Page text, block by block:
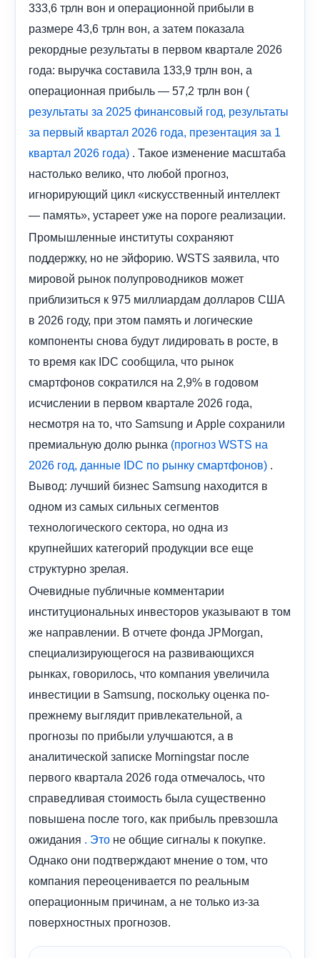
333,6 трлн вон и операционной прибыли в
размере 43,6 трлн вон, а затем показала
рекордные результаты в первом квартале 2026
года: выручка составила 133,9 трлн вон, а
операционная прибыль — 57,2 трлн вон (
результаты за 2025 финансовый год, результаты
за первый квартал 2026 года, презентация за 1
квартал 2026 года) . Такое изменение масштаба
настолько велико, что любой прогноз,
игнорирующий цикл «искусственный интеллект
— память», устареет уже на пороге реализации.
Промышленные институты сохраняют
поддержку, но не эйфорию. WSTS заявила, что
мировой рынок полупроводников может
приблизиться к 975 миллиардам долларов США
в 2026 году, при этом память и логические
компоненты снова будут лидировать в росте, в
то время как IDC сообщила, что рынок
смартфонов сократился на 2,9% в годовом
исчислении в первом квартале 2026 года,
несмотря на то, что Samsung и Apple сохранили
премиальную долю рынка (прогноз WSTS на
2026 год, данные IDC по рынку смартфонов)
Вывод: лучший бизнес Samsung находится в
одном из самых сильных сегментов
технологического сектора, но одна из
крупнейших категорий продукции все еще
структурно зрелая.
Очевидные публичные комментарии
институциональных инвесторов указывают в том
же направлении. В отчете фонда JPMorgan,
специализирующегося на развивающихся
рынках, говорилось, что компания увеличила
инвестиции в Samsung, поскольку оценка по-
прежнему выглядит привлекательной, а
прогнозы по прибыли улучшаются, а в
аналитической записке Morningstar после
первого квартала 2026 года отмечалось, что
справедливая стоимость была существенно
повышена после того, как прибыль превзошла
ожидания . Это не общие сигналы к покупке.
Однако они подтверждают мнение о том, что
компания переоценивается по реальным
операционным причинам, а не только из-за
поверхностных прогнозов.